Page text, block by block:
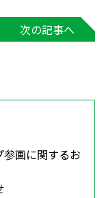
次の記事へ
画に関するお